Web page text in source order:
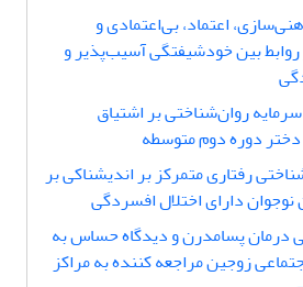
اعتماد، بی‌اعتمادی و
بین خودشیفتگی آسیب‌پذیر و
روان‌شناختی بر اشتیاق
دوره دوم متوسطه
رفتاری متمرکز بر اندیشناکی بر
دارای اختلال افسردگی
درمان پسامدرن و دیدگاه حساس به
زوجین مراجعه کننده به مراکز